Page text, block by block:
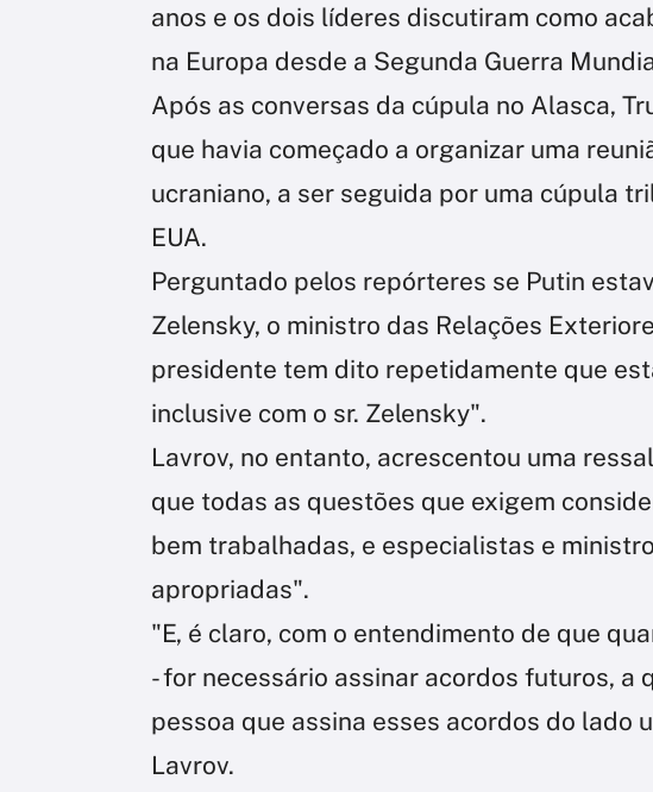
anos e os dois líderes discutiram como
na Europa desde a Segunda Guerra
Após as conversas da cúpula no Alasca,
que havia começado a organizar uma
ucraniano, a ser seguida por uma cúpula
EUA.
Perguntado pelos repórteres se Putin
Zelensky, o ministro das Relações
presidente tem dito repetidamente que
inclusive com o sr. Zelensky".
Lavrov, no entanto, acrescentou uma
que todas as questões que exigem
bem trabalhadas, e especialistas e
apropriadas".
"E, é claro, com o entendimento de que
- for necessário assinar acordos futuros, a
pessoa que assina esses acordos do lado
Lavrov.